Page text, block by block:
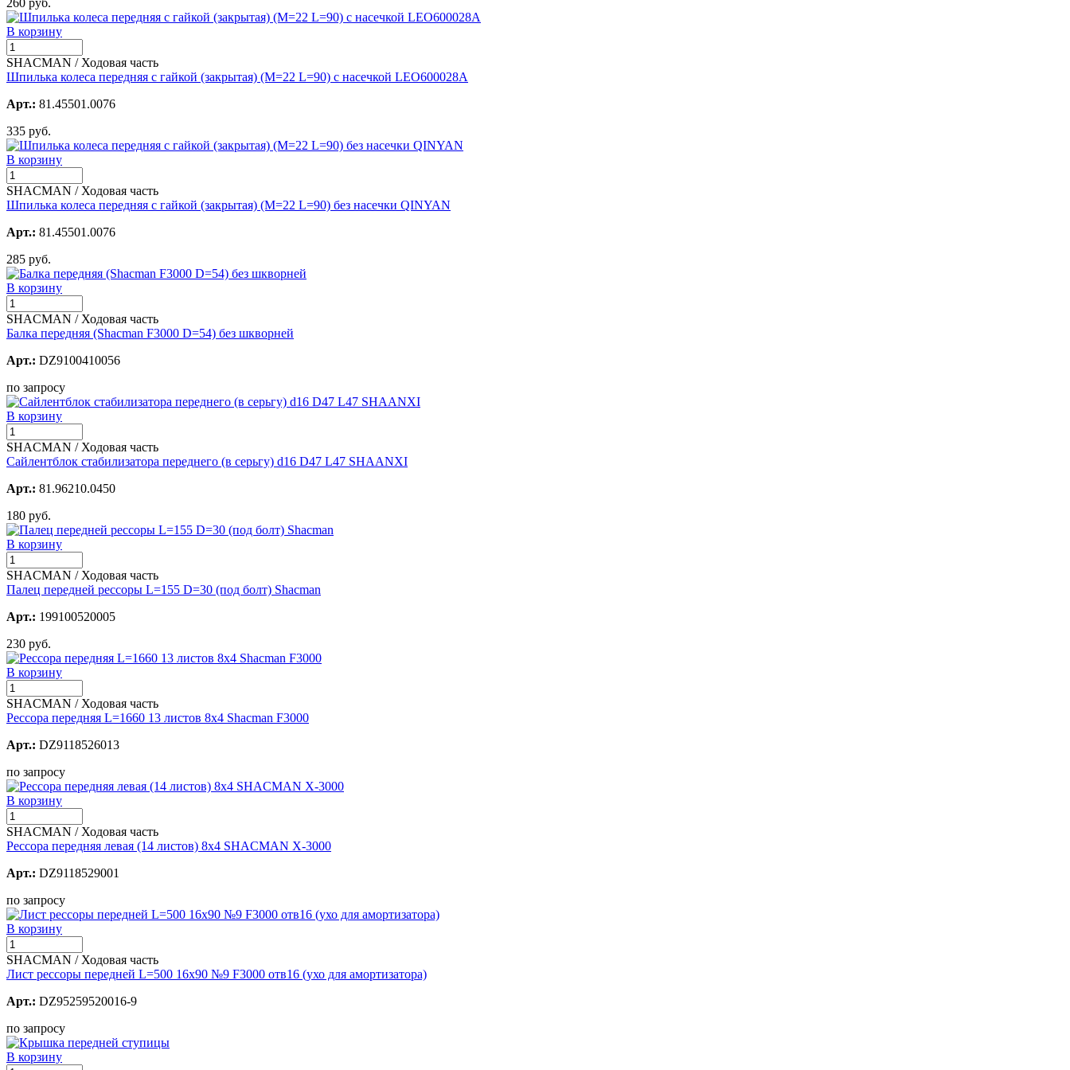
В корзину
SHACMAN / Ходовая часть
Шпилька колеса передняя с гайкой (закрытая) (М=22 L=90) с насечкой LEO600028A
Арт.: 81.45501.0076
335 руб.
В корзину
SHACMAN / Ходовая часть
Шпилька колеса передняя с гайкой (закрытая) (М=22 L=90) без насечки QINYAN
Арт.: 81.45501.0076
285 руб.
В корзину
SHACMAN / Ходовая часть
Балка передняя (Shacman F3000 D=54) без шкворней
Арт.: DZ9100410056
по запросу
В корзину
SHACMAN / Ходовая часть
Сайлентблок стабилизатора переднего (в серьгу) d16 D47 L47 SHAANXI
Арт.: 81.96210.0450
180 руб.
В корзину
SHACMAN / Ходовая часть
Палец передней рессоры L=155 D=30 (под болт) Shacman
Арт.: 199100520005
230 руб.
В корзину
SHACMAN / Ходовая часть
Рессора передняя L=1660 13 листов 8х4 Shacman F3000
Арт.: DZ9118526013
по запросу
В корзину
SHACMAN / Ходовая часть
Рессора передняя левая (14 листов) 8х4 SHACMAN X-3000
Арт.: DZ9118529001
по запросу
В корзину
SHACMAN / Ходовая часть
Лист рессоры передней L=500 16х90 №9 F3000 отв16 (ухо для амортизатора)
Арт.: DZ95259520016-9
по запросу
В корзину